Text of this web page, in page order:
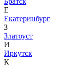
Е
Екатеринбург
З
Златоуст
И
Иркутск
К